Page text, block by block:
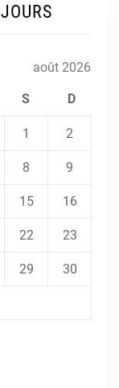
août 2026
S D
1 2
8 9
15 16
22 23
29 30